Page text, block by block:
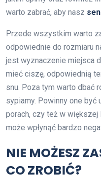
warto zabrać, aby nasz sen
Przede wszystkim warto
odpowiednie do rozmiaru
jest wyznaczenie miejsca
mieć ciszę, odpowiednią
snu. Poza tym warto dbać
sypiamy. Powinny one być
porach, czy też w
może wpłynąć bardzo
NIE MOŻESZ
CO ZROBIĆ?